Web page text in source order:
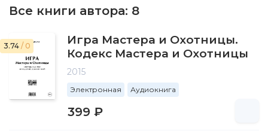
Все книги автора: 8
3.74 / 0
Игра Мастера и Охотницы.
Кодекс Мастера и Охотницы
2015
Электронная Аудиокнига
399 ₽